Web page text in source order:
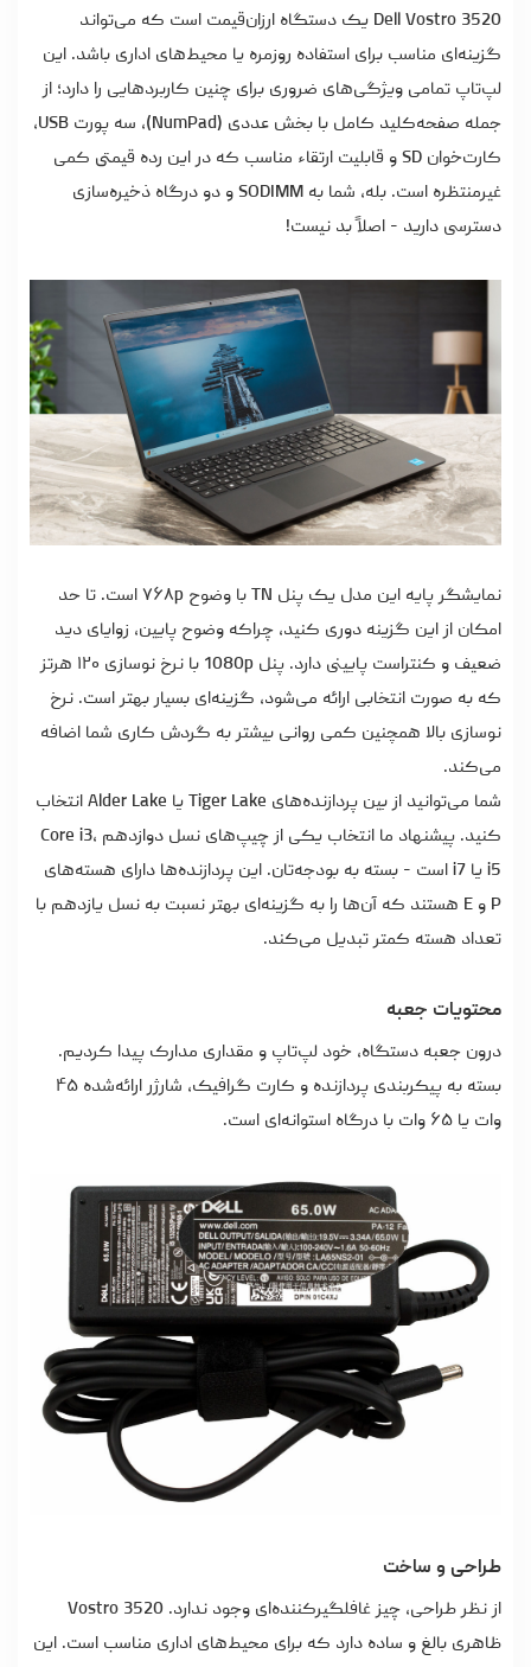
Dell Vostro 3520 یک دستگاه ارزان‌قیمت است که می‌تواند
گزینه‌ای مناسب برای استفاده روزمره یا محیط‌های اداری باشد. این
لپ‌تاپ تمامی ویژگی‌های ضروری برای چنین کاربردهایی را دارد؛ از
جمله صفحه‌کلید کامل با بخش عددی (NumPad)، سه پورت USB،
کارت‌خوان SD و قابلیت ارتقاء مناسب که در این رده قیمتی کمی
غیرمنتظره است. بله، شما به SODIMM و دو درگاه ذخیره‌سازی
دسترسی دارید - اصلاً بد نیست!
نمایشگر پایه این مدل یک پنل TN با وضوح ۷۶۸p است. تا حد
امکان از این گزینه دوری کنید، چراکه وضوح پایین، زوایای دید
ضعیف و کنتراست پایینی دارد. پنل 1080p با نرخ نوسازی ۱۲۰ هرتز
که به‌ صورت انتخابی ارائه می‌شود، گزینه‌ای بسیار بهتر است. نرخ
نوسازی بالا همچنین کمی روانی بیشتر به گردش کاری شما اضافه
می‌کند.
شما می‌توانید از بین پردازنده‌های Tiger Lake یا Alder Lake انتخاب
کنید. پیشنهاد ما انتخاب یکی از چیپ‌های نسل دوازدهم Core i3،
i5 یا i7 است - بسته به بودجه‌تان. این پردازنده‌ها دارای هسته‌های
P و E هستند که آن‌ها را به گزینه‌ای بهتر نسبت به نسل یازدهم با
تعداد هسته کمتر تبدیل می‌کند.
محتویات جعبه
درون جعبه دستگاه، خود لپ‌تاپ و مقداری مدارک پیدا کردیم.
بسته به پیکربندی پردازنده و کارت گرافیک، شارژر ارائه‌شده ۴۵
وات یا ۶۵ وات با درگاه استوانه‌ای است.
طراحی و ساخت
از نظر طراحی، چیز غافلگیرکننده‌ای وجود ندارد. Vostro 3520
ظاهری بالغ و ساده دارد که برای محیط‌های اداری مناسب است. این